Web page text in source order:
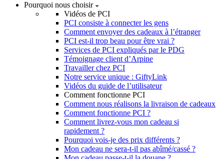
Pourquoi nous choisir
Vidéos de PCI
PCI consiste à connecter les gens
Comment envoyer des cadeaux à l’étranger
PCI est-il trop beau pour être vrai ?
Services de PCI expliqués par le PDG
Témoignage client d’Arpine
Travailler chez PCI
Notre service unique : GiftyLink
Vidéos du guide de l’utilisateur
Comment fonctionne PCI
Comment nous réalisons la livraison de cadeaux
Comment fonctionne PCI ?
Comment livrez-vous mon cadeau si
rapidement ?
Pourquoi vois-je des prix différents ?
Mon cadeau ne sera-t-il pas abîmé/cassé ?